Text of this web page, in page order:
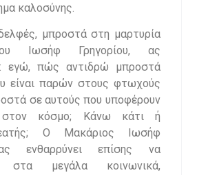
καλοσύνης.
μπροστά στη μαρτυρία
Ιωσήφ Γρηγορίου, ας
εγώ, πώς αντιδρώ μπροστά
είναι παρών στους φτωχούς
σε αυτούς που υποφέρουν
στον κόσμο; Κάνω κάτι ή
Ο Μακάριος Ιωσήφ
ενθαρρύνει επίσης να
στα μεγάλα κοινωνικά,